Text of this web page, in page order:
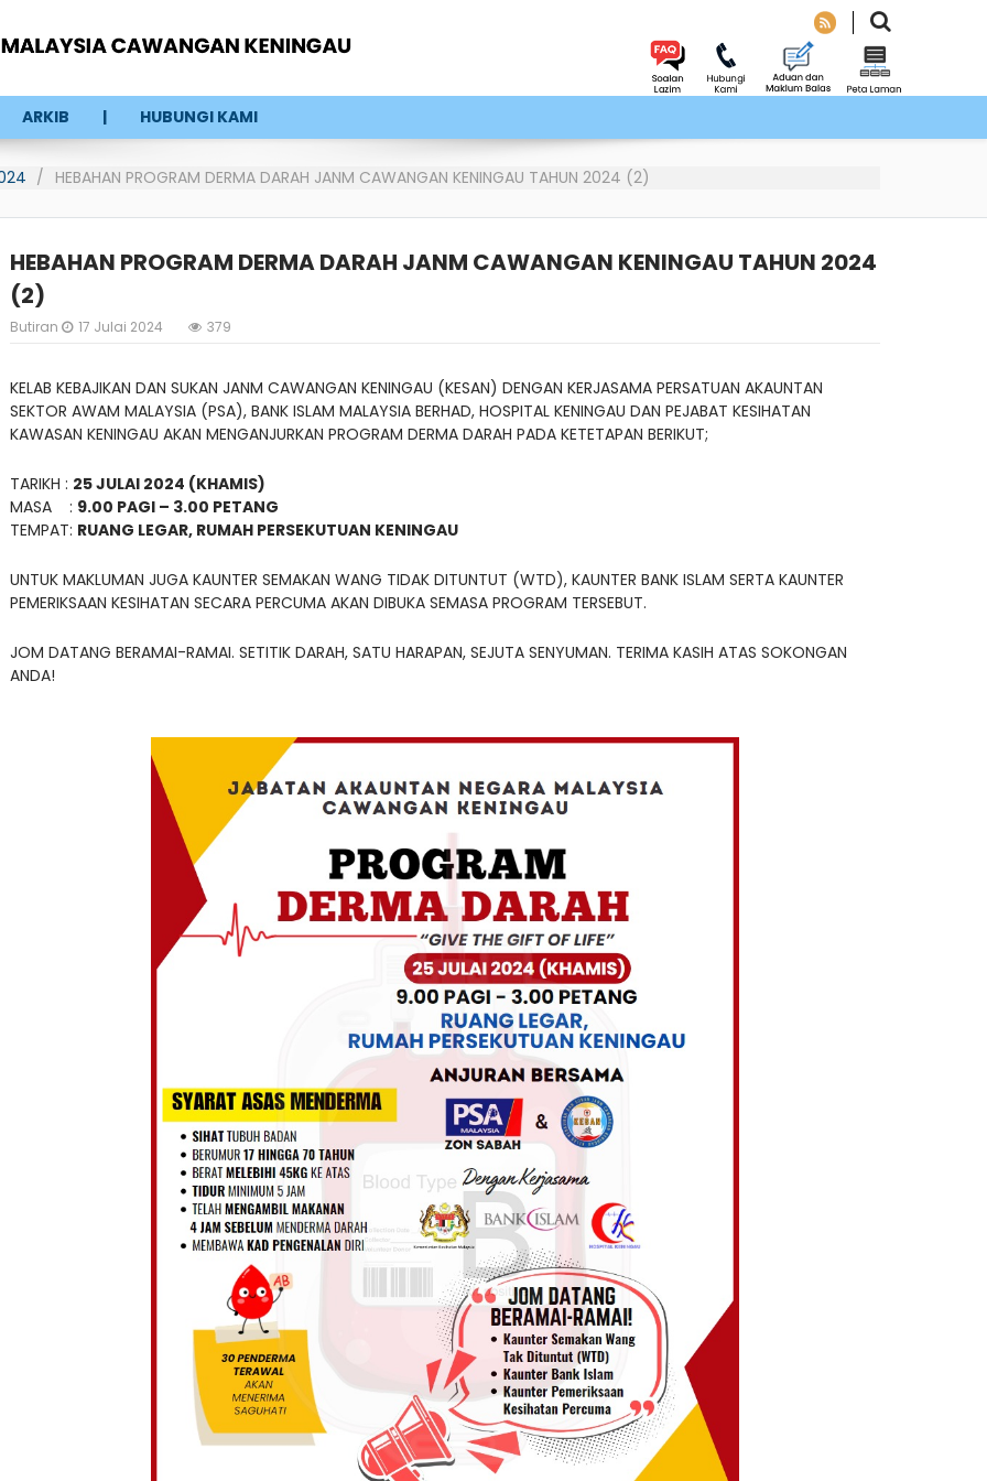
ARKIB HUBUNGI KAMI
HEBAHAN PROGRAM DERMA DARAH JANM CAWANGAN KENINGAU TAHUN 2024 (2)
HEBAHAN PROGRAM DERMA DARAH JANM CAWANGAN KENINGAU TAHUN 2024
(2)
Butiran 17 Julai 2024 379
KELAB KEBAJIKAN DAN SUKAN JANM CAWANGAN KENINGAU (KESAN) DENGAN KERJASAMA PERSATUAN AKAUNTAN
SEKTOR AWAM MALAYSIA (PSA), BANK ISLAM MALAYSIA BERHAD, HOSPITAL KENINGAU DAN PEJABAT KESIHATAN
KAWASAN KENINGAU AKAN MENGANJURKAN PROGRAM DERMA DARAH PADA KETETAPAN BERIKUT;
TARIKH : 25 JULAI 2024 (KHAMIS)
MASA : 9.00 PAGI – 3.00 PETANG
TEMPAT: RUANG LEGAR, RUMAH PERSEKUTUAN KENINGAU
UNTUK MAKLUMAN JUGA KAUNTER SEMAKAN WANG TIDAK DITUNTUT (WTD), KAUNTER BANK ISLAM SERTA KAUNTER
PEMERIKSAAN KESIHATAN SECARA PERCUMA AKAN DIBUKA SEMASA PROGRAM TERSEBUT.
JOM DATANG BERAMAI-RAMAI. SETITIK DARAH, SATU HARAPAN, SEJUTA SENYUMAN. TERIMA KASIH ATAS SOKONGAN
ANDA!